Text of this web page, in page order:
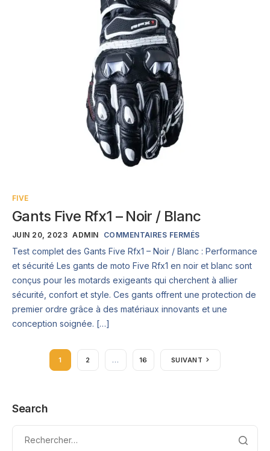
FIVE
Gants Five Rfx1 – Noir / Blanc
JUIN 20, 2023 ADMIN COMMENTAIRES FERMÉS
Test complet des Gants Five Rfx1 – Noir / Blanc : Performance
et sécurité Les gants de moto Five Rfx1 en noir et blanc sont
conçus pour les motards exigeants qui cherchent à allier
sécurité, confort et style. Ces gants offrent une protection de
premier ordre grâce à des matériaux innovants et une
conception soignée. […]
1 2 16 SUIVANT
Search